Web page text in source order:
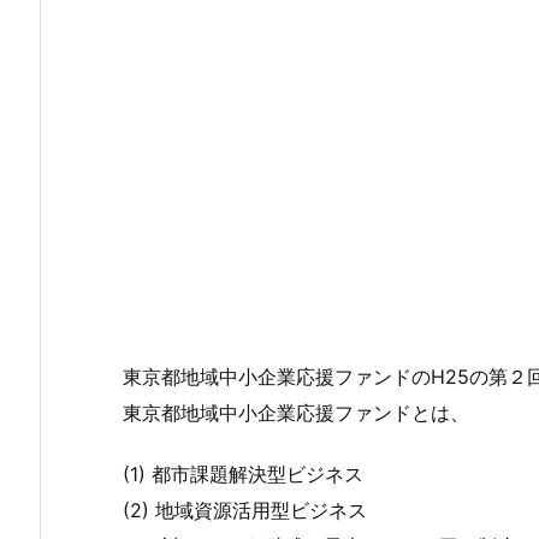
東京都地域中小企業応援ファンドのH25の第２
東京都地域中小企業応援ファンドとは、
(1) 都市課題解決型ビジネス
(2) 地域資源活用型ビジネス